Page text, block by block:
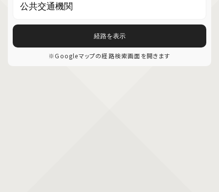
経路を表示
※Googleマップの経路検索画面を開きます